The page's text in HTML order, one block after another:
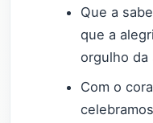
Que a
que a
orgulho da
Com o